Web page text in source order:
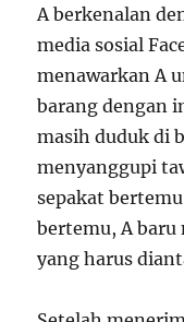
A berkenalan
media sosial
menawarkan A
barang dengan
masih duduk di
menyanggupi
sepakat
bertemu, A baru
yang harus